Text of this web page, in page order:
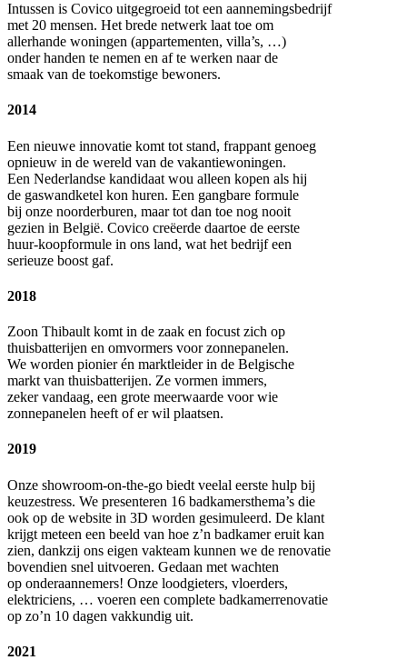
Intussen is Covico uitgegroeid tot een aannemingsbedrijf
met 20 mensen. Het brede netwerk laat toe om
allerhande woningen (appartementen, villa’s, …)
onder handen te nemen en af te werken naar de
smaak van de toekomstige bewoners.
2014
Een nieuwe innovatie komt tot stand, frappant genoeg
opnieuw in de wereld van de vakantiewoningen.
Een Nederlandse kandidaat wou alleen kopen als hij
de gaswandketel kon huren. Een gangbare formule
bij onze noorderburen, maar tot dan toe nog nooit
gezien in België. Covico creëerde daartoe de eerste
huur-koopformule in ons land, wat het bedrijf een
serieuze boost gaf.
2018
Zoon Thibault komt in de zaak en focust zich op
thuisbatterijen en omvormers voor zonnepanelen.
We worden pionier én marktleider in de Belgische
markt van thuisbatterijen. Ze vormen immers,
zeker vandaag, een grote meerwaarde voor wie
zonnepanelen heeft of er wil plaatsen.
2019
Onze showroom-on-the-go biedt veelal eerste hulp bij
keuzestress. We presenteren 16 badkamersthema’s die
ook op de website in 3D worden gesimuleerd. De klant
krijgt meteen een beeld van hoe z’n badkamer eruit kan
zien, dankzij ons eigen vakteam kunnen we de renovatie
bovendien snel uitvoeren. Gedaan met wachten
op onderaannemers! Onze loodgieters, vloerders,
elektriciens, … voeren een complete badkamerrenovatie
op zo’n 10 dagen vakkundig uit.
2021